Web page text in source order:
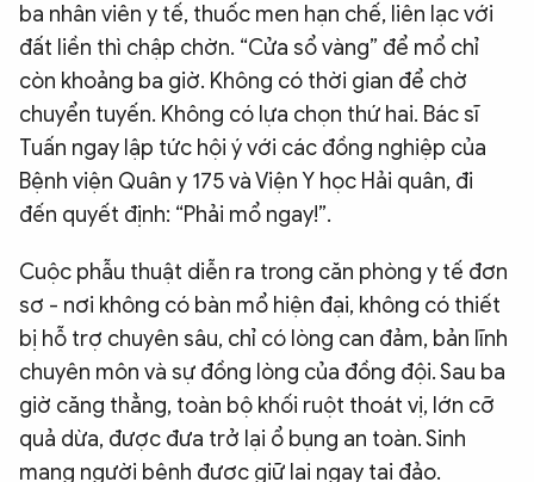
ba nhân viên y tế, thuốc men hạn chế, liên lạc với
đất liền thì chập chờn. “Cửa sổ vàng” để mổ chỉ
còn khoảng ba giờ. Không có thời gian để chờ
chuyển tuyến. Không có lựa chọn thứ hai. Bác sĩ
Tuấn ngay lập tức hội ý với các đồng nghiệp của
Bệnh viện Quân y 175 và Viện Y học Hải quân, đi
đến quyết định: “Phải mổ ngay!”.
Cuộc phẫu thuật diễn ra trong căn phòng y tế đơn
sơ - nơi không có bàn mổ hiện đại, không có thiết
bị hỗ trợ chuyên sâu, chỉ có lòng can đảm, bản lĩnh
chuyên môn và sự đồng lòng của đồng đội. Sau ba
giờ căng thẳng, toàn bộ khối ruột thoát vị, lớn cỡ
quả dừa, được đưa trở lại ổ bụng an toàn. Sinh
mạng người bệnh được giữ lại ngay tại đảo.